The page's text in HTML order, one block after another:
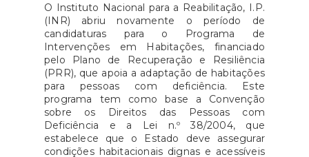
O Instituto Nacional para a Reabilitação, I.P.
(INR) abriu novamente o período de
candidaturas para o Programa de
Intervenções em Habitações, financiado
pelo Plano de Recuperação e Resiliência
(PRR), que apoia a adaptação de habitações
para pessoas com deficiência. Este
programa tem como base a Convenção
sobre os Direitos das Pessoas com
Deficiência e a Lei n.º 38/2004, que
estabelece que o Estado deve assegurar
condições habitacionais dignas e acessíveis